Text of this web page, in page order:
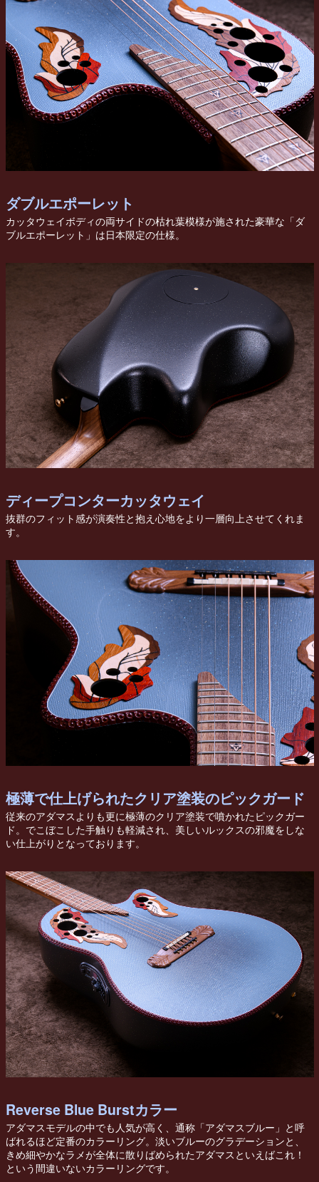
ダブルエポーレット
カッタウェイボディの両サイドの枯れ葉模様が施された豪華な「ダ
ブルエポーレット」は日本限定の仕様。
ディープコンターカッタウェイ
抜群のフィット感が演奏性と抱え心地をより一層向上させてくれま
す。
極薄で仕上げられたクリア塗装のピックガード
従来のアダマスよりも更に極薄のクリア塗装で噴かれたピックガー
ド。でこぼこした手触りも軽減され、美しいルックスの邪魔をしな
い仕上がりとなっております。
Reverse Blue Burstカラー
アダマスモデルの中でも人気が高く、通称「アダマスブルー」と呼
ばれるほど定番のカラーリング。淡いブルーのグラデーションと、
きめ細やかなラメが全体に散りばめられたアダマスといえばこれ！
という間違いないカラーリングです。